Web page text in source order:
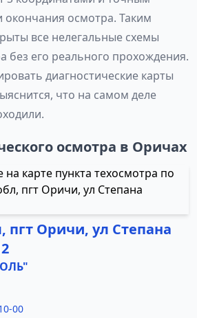
осмотра. Таким
все нелегальные схемы
без его реального прохождения.
диагностические карты
что на самом деле
осмотра в Оричах
пгт Оричи, ул Степана
00